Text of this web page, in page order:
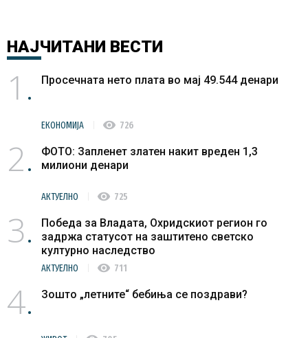
НАЈЧИТАНИ ВЕСТИ
1 Просечната нето плата во мај 49.544 денари
ЕКОНОМИЈА visibility 726
2
ФОТО: Запленет златен накит вреден 1,3
милиони денари
АКТУЕЛНО visibility 725
3
Победа за Владата, Охридскиот регион го
задржа статусот на заштитено светско
културно наследство
АКТУЕЛНО visibility 711
4 Зошто „летните“ бебиња се поздрави?